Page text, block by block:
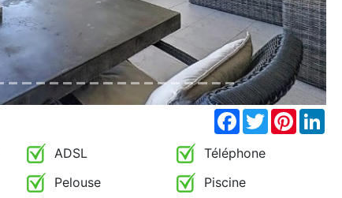
Facebook
TwitterPinterest
ADSL
Téléphone
Pelouse Piscine